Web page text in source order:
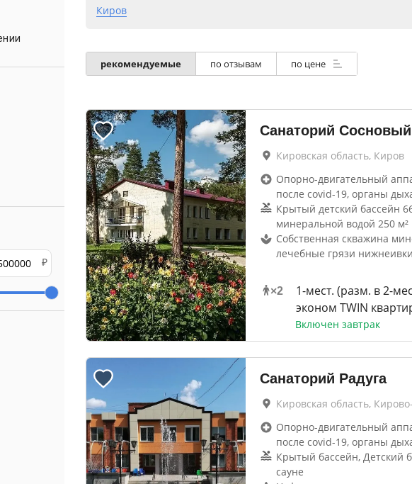
₽
Киров
рекомендуемые по отзывам по цене
Санаторий
Кировская область, Киров
Опорно-двигательный
после covid-19, органы
Крытый детский бассейн
минеральной водой 250 м²
Собственная скважина
лечебные грязи
×2
1-мест. (разм. в 2-
эконом TWIN
Включен завтрак
Санаторий Радуга
Кировская область,
Опорно-двигательный
после covid-19, органы
Крытый бассейн, Детский
сауне